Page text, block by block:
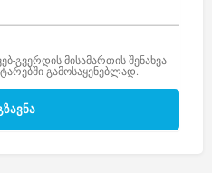
გვერდის მისამართის შენახვა
გამოსაყენებლად.